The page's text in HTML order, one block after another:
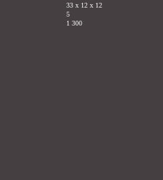
33 x 12 x 12
5
1 300